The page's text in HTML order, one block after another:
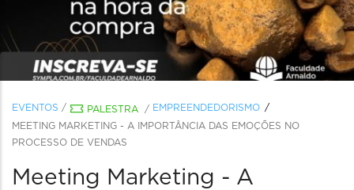
EVENTOS / PALESTRA / EMPREENDEDORISMO
MEETING MARKETING - A IMPORTÂNCIA DAS EMOÇÕES NO
PROCESSO DE VENDAS
Meeting Marketing - A